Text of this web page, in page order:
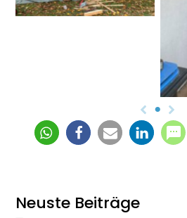
Neuste Beiträge